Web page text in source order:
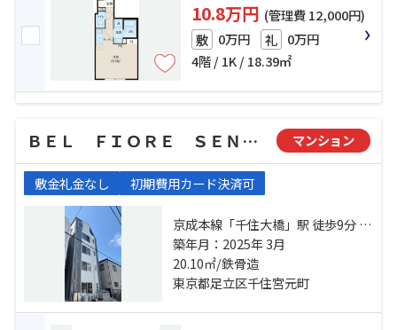
10.8万円 (管理費 12,000円)
敷 0万円 礼 0万円
4階 / 1K / 18.39㎡
ＢＥＬ ＦＩＯＲＥ ＳＥＮＪＵ マンション
敷金礼金なし 初期費用カード決済可
京成本線「千住大橋」駅 徒歩9分 常
磐緩行線「北千住」駅 徒歩12分 千
代田線「北千住」駅 徒歩12分
築年月：2025年 3月
20.10㎡/鉄骨造
東京都足立区千住宮元町